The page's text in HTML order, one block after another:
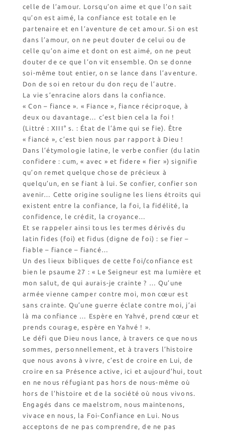
Contact Biscuiterie
celle de l’amour. Lorsqu’on aime et que l’on sait
qu’on est aimé, la confiance est totale en le
partenaire et en l’aventure de cet amour. Si on est
dans l’amour, on ne peut douter de celui ou de
celle qu’on aime et dont on est aimé, on ne peut
douter de ce que l’on vit ensemble. On se donne
soi-même tout entier, on se lance dans l’aventure.
Don de soi en retour du don reçu de l’autre.
La vie s’enracine alors dans la confiance.
« Con – fiance ». « Fiance », fiance réciproque, à
deux ou davantage… c’est bien cela la foi !
(Littré : XIII° s. : État de l’âme qui se fie). Être
« fiancé », c’est bien nous par rapport à Dieu !
Dans l’étymologie latine, le verbe confier (du latin
confidere : cum, « avec » et fidere « fier ») signifie
qu’on remet quelque chose de précieux à
quelqu’un, en se fiant à lui. Se confier, confier son
avenir… Cette origine souligne les liens étroits qui
existent entre la confiance, la foi, la fidélité, la
confidence, le crédit, la croyance…
Et se rappeler ainsi tous les termes dérivés du
latin fides (foi) et fidus (digne de foi) : se fier –
fiable – fiance – fiancé…
Un des lieux bibliques de cette foi/confiance est
bien le psaume 27 : « Le Seigneur est ma lumière et
mon salut, de qui aurais-je crainte ? … Qu’une
armée vienne camper contre moi, mon cœur est
sans crainte. Qu’une guerre éclate contre moi, j’ai
là ma confiance … Espère en Yahvé, prend cœur et
prends courage, espère en Yahvé ! ».
Le défi que Dieu nous lance, à travers ce que nous
sommes, personnellement, et à travers l’histoire
que nous avons à vivre, c’est de croire en Lui, de
croire en sa Présence active, ici et aujourd’hui, tout
en ne nous réfugiant pas hors de nous-même où
hors de l’histoire et de la société où nous vivons.
Engagés dans ce maelstrom, nous maintenons,
vivace en nous, la Foi-Confiance en Lui. Nous
acceptons de ne pas comprendre, de ne pas